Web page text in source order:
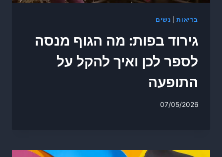
בריאות| נשים
גירוד בפות: מה הגוף מנסה
לספר לכן ואיך להקל על
התופעה
07/05/2026